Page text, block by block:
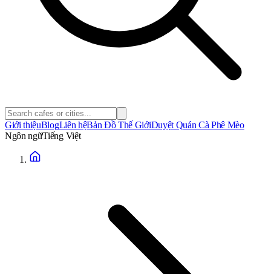
Giới thiệuBlogLiên hệBản Đồ Thế GiớiDuyệt Quán Cà Phê Mèo
Ngôn ngữTiếng Việt